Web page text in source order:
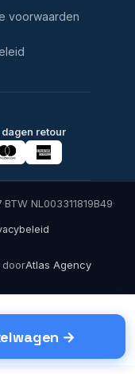
voorwaarden
dagen retour
·BTW NL003311819B49·
doorAtlas Agency